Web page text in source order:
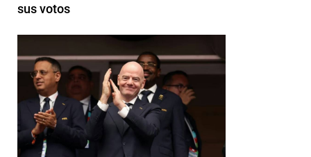
sus votos